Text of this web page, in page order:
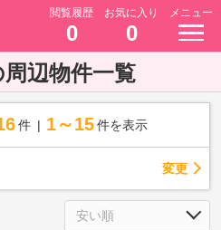
閲覧履歴
0
お気に入り
0
メニュー
辺物件一覧
件 1～15 件を表示
変更